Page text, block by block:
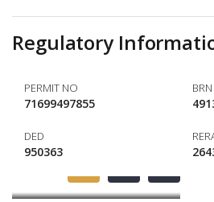
Regulatory
PERMIT NO
71699497855
BRN
DED
950363